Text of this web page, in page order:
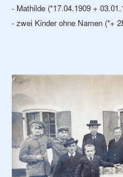
- Mathilde (*17.04.1909 +
- zwei Kinder ohne Namen (*+